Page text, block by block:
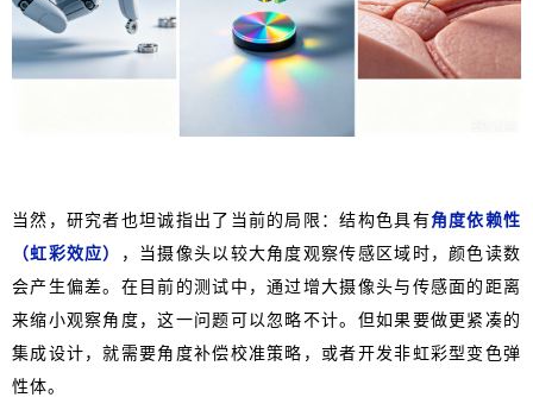
当然，研究者也坦诚指出了当前的局限：结构色具有角度依赖性
（虹彩效应）
，当摄像头以较大角度观察传感区域时，颜色读数
会产生偏差。在目前的测试中，通过增大摄像头与传感面的距离
来缩小观察角度，这一问题可以忽略不计。但如果要做更紧凑的
集成设计，就需要角度补偿校准策略，或者开发非虹彩型变色弹
性体。